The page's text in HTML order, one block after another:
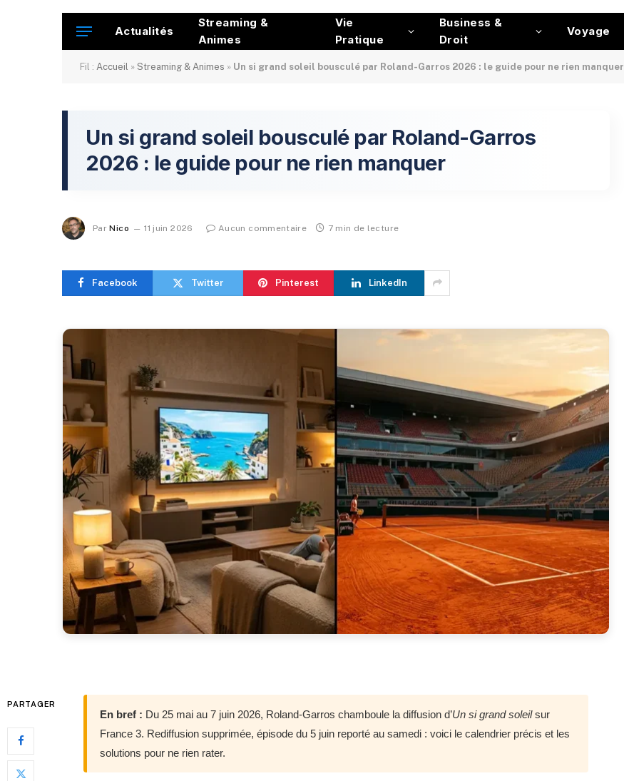
Actualités
Streaming &
Animes
Vie
Pratique
Business &
Droit
Voyage
Fil : Accueil » Streaming & Animes » Un si grand soleil bousculé par Roland-Garros 2026 : le guide pour ne rien manquer
Un si grand soleil bousculé par Roland-Garros
2026 : le guide pour ne rien manquer
Par Nico 11 juin 2026 Aucun commentaire 7 min de lecture
Facebook Twitter Pinterest LinkedIn
PARTAGER
En bref : Du 25 mai au 7 juin 2026, Roland-Garros chamboule la diffusion d’Un si grand soleilsur
France 3. Rediffusion supprimée, épisode du 5 juin reporté au samedi : voici le calendrier précis et les
solutions pour ne rien rater.